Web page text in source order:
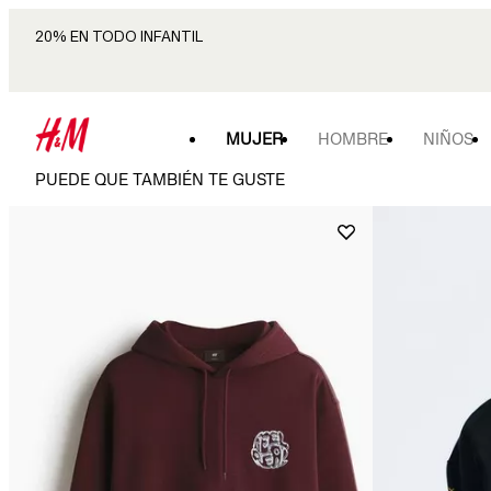
20% EN TODO INFANTIL
MUJER HOMBRE NIÑOS
PUEDE QUE TAMBIÉN TE GUSTE